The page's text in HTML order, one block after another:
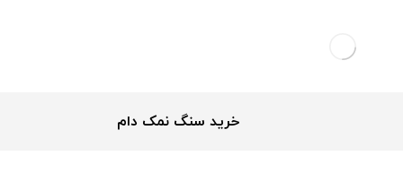
خرید سنگ نمک دام